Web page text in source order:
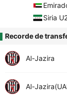
Siria
Recorde de
Al-Jazira
Al-